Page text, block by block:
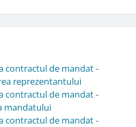
contractul de mandat -
reprezentantului
contractul de mandat -
mandatului
contractul de mandat -